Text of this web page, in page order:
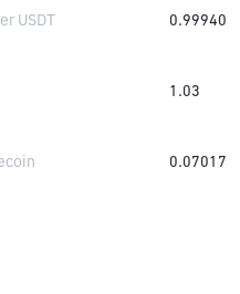
USDT 0.99940
1.03
0.07017